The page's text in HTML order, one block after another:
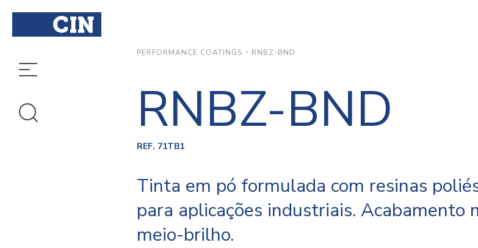
PERFORMANCE COATINGS RNBZ-BND
RNBZ-BND
REF. 71TB1
Tinta em pó formulada com resinas
para aplicações industriais. Acabamento
meio-brilho.